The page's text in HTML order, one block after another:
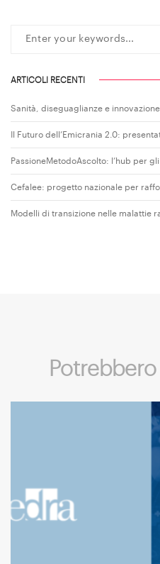
ARTICOLI RECENTI
Sanità, diseguaglianze e
Il Futuro dell’Emicrania 2.0:
PassioneMetodoAscolto: l’hub per
Cefalee: progetto nazionale per
Modelli di transizione nelle malattie